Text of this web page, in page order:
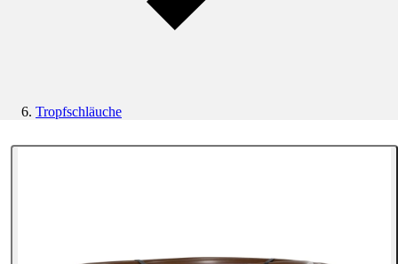
Tropfschläuche